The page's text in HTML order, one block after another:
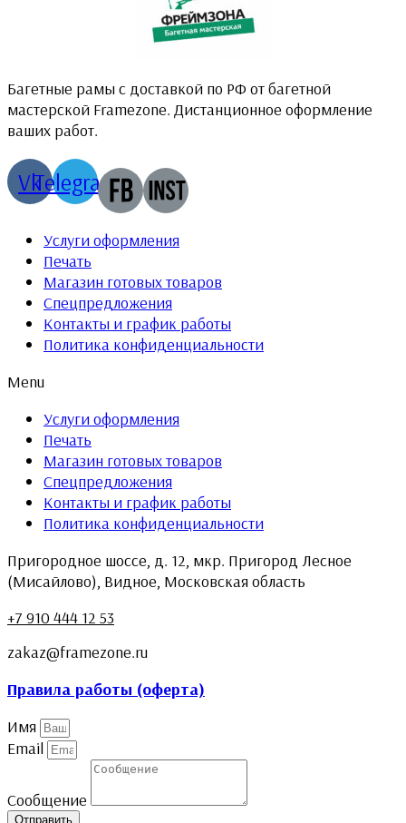
Багетные рамы с доставкой по РФ от багетной
мастерской Framezone. Дистанционное оформление
ваших работ.
VkTelegram
Услуги оформления
Печать
Магазин готовых товаров
Спецпредложения
Контакты и график работы
Политика конфиденциальности
Menu
Услуги оформления
Печать
Магазин готовых товаров
Спецпредложения
Контакты и график работы
Политика конфиденциальности
Пригородное шоссе, д. 12, мкр. Пригород Лесное
(Мисайлово), Видное, Московская область
+7 910 444 12 53
zakaz@framezone.ru
Правила работы (оферта)
Имя
Email
Сообщение
Отправить